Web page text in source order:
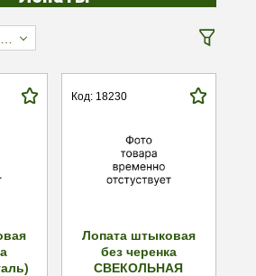
Код: 18230
Лопата штыковая
без черенка
СВЕКОЛЬНАЯ